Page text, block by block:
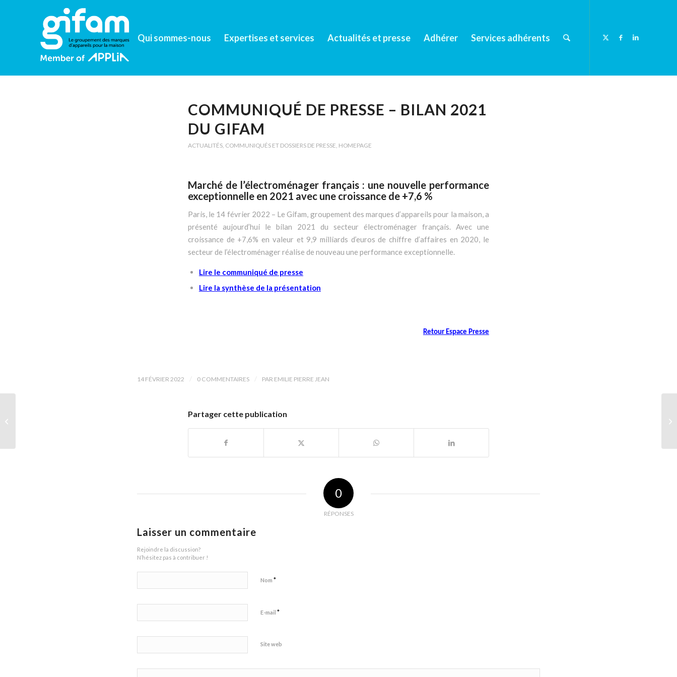
Qui sommes-nous Expertises et services Actualités et presse Adhérer Services adhérents
COMMUNIQUÉ DE PRESSE – BILAN 2021
DU GIFAM
ACTUALITÉS, COMMUNIQUÉS ET DOSSIERS DE PRESSE, HOMEPAGE
Marché de l’électroménager français : une nouvelle performance
exceptionnelle en 2021 avec une croissance de +7,6 %
Paris, le 14 février 2022 – Le Gifam, groupement des marques d’appareils pour la maison, a
présenté aujourd’hui le bilan 2021 du secteur électroménager français. Avec une
croissance de +7,6% en valeur et 9,9 milliards d’euros de chiffre d’affaires en 2020, le
secteur de l’électroménager réalise de nouveau une performance exceptionnelle.
Lire le communiqué de presse
Lire la synthèse de la présentation
Retour Espace Presse
14 FÉVRIER 2022 0 COMMENTAIRES PAR EMILIE PIERRE JEAN
Partager cette publication
0
RÉPONSES
Laisser un commentaire
Rejoindre la discussion?
N’hésitez pas à contribuer !
Nom *
E-mail *
Site web